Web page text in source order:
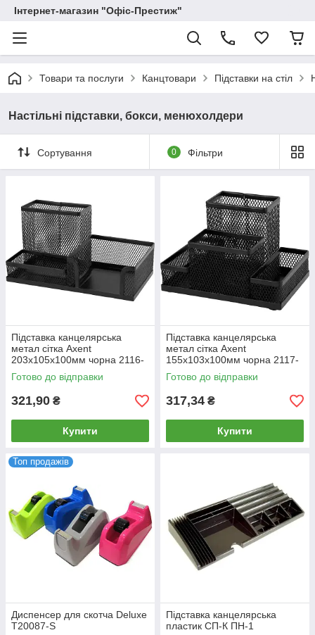
Інтернет-магазин "Офіс-Престиж"
Товари та послуги Канцтовари Підставки на стіл
Настільні підставки, бокси, менюхолдери
Сортування 0 Фільтри
Підставка канцелярська
метал сітка Axent
203x105x100мм чорна 2116-
01-A
Готово до відправки
321,90 ₴
Купити
Підставка канцелярська
метал сітка Axent
155x103x100мм чорна 2117-
01-A
Готово до відправки
317,34 ₴
Купити
Топ продажів
Диспенсер для скотча Deluxe
T20087-S
Підставка канцелярська
пластик СП-К ПН-1